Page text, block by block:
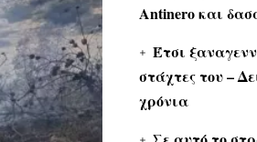
Antinero και
Έτσι
στάχτες του –
χρόνια